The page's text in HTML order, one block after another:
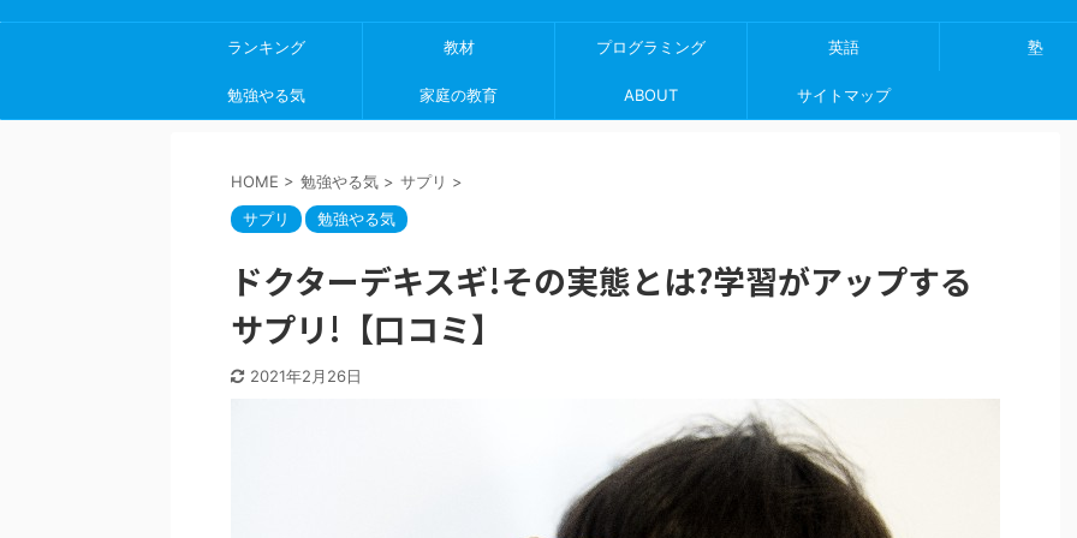
ランキング 教材 プログラミング 英語 塾
勉強やる気 家庭の教育 ABOUT サイトマップ
HOME > 勉強やる気 > サプリ >
サプリ
勉強やる気
ドクターデキスギ!その実態とは?学習がアップする
サプリ!【口コミ】
2021年2月26日